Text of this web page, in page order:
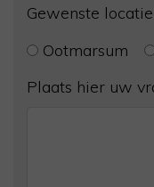
Gewenste locatie
Ootmarsum
Plaats hier uw